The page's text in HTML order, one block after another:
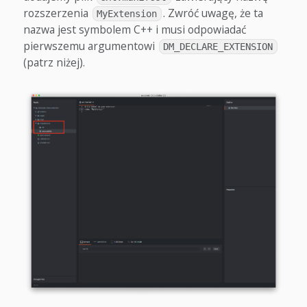
rozszerzenia
MyExtension . Zwróć uwagę, że ta
nazwa jest symbolem C++ i musi odpowiadać
pierwszemu argumentowi
DM_DECLARE_EXTENSION
(patrz niżej).